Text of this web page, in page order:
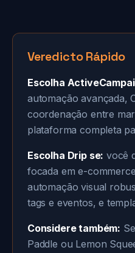
Veredicto Rápido
Escolha
automação avançada,
coordenação entre
plataforma completa
Escolha Drip se: você
focada em e-
automação visual
tags e eventos, e
Considere também:
Paddle ou Lemon